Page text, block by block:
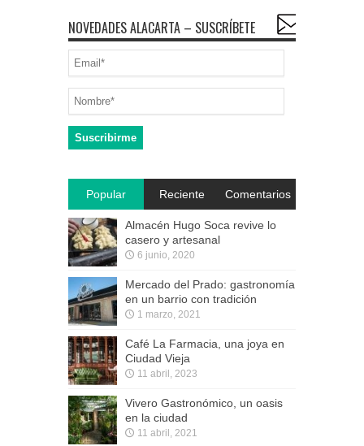
NOVEDADES ALACARTA – SUSCRÍBETE
Popular Reciente Comentarios
Almacén Hugo Soca revive lo
casero y artesanal
6 junio, 2020
Mercado del Prado: gastronomía
en un barrio con tradición
1 marzo, 2021
Café La Farmacia, una joya en
Ciudad Vieja
11 abril, 2023
Vivero Gastronómico, un oasis
en la ciudad
11 abril, 2021